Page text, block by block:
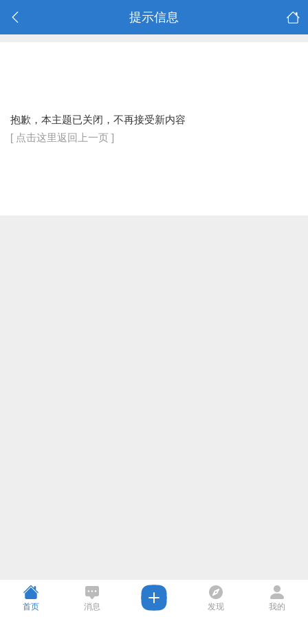
提示信息
抱歉，本主题已关闭，不再接受新内容
[ 点击这里返回上一页 ]
首页 消息 发现 我的